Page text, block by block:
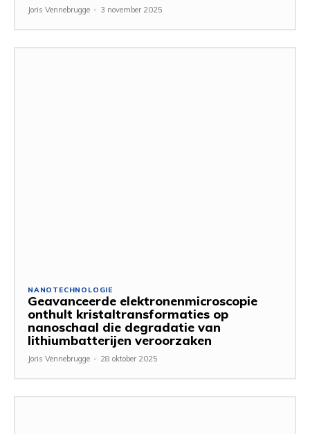
Joris Vennebrugge - 3 november 2025
NANOTECHNOLOGIE
Geavanceerde elektronenmicroscopie
onthult kristaltransformaties op
nanoschaal die degradatie van
lithiumbatterijen veroorzaken
Joris Vennebrugge - 28 oktober 2025